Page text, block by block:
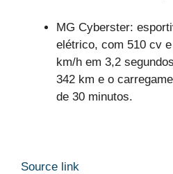
MG Cyberster:
elétrico, com 510 cv
km/h em 3,2
342 km e o
de 30 minutos.
Source link